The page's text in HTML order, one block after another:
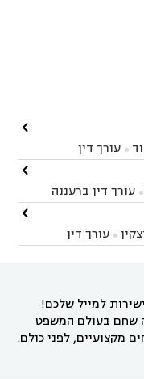

עורך דין
דין בגן יבנה
מלאכי

 עורך דין ברעננה
עורך דין בהוד
עורך דין בקדימה


עורך דין
עורך דין

למייל שלכם!
שחם בעולם המשפט
מקצועיים, לפני כולם.